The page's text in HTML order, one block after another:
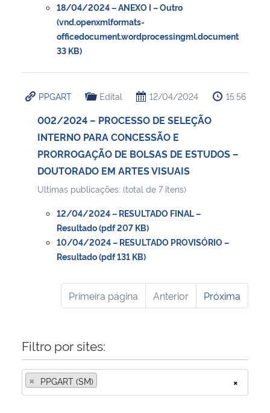
18/04/2024 – ANEXO I – Outro
(vnd.openxmlformats-
officedocument.wordprocessingml.document
33 KB)
PPGART Edital 12/04/2024 15:56
002/2024 – PROCESSO DE SELEÇÃO
INTERNO PARA CONCESSÃO E
PRORROGAÇÃO DE BOLSAS DE ESTUDOS –
DOUTORADO EM ARTES VISUAIS
Ultimas publicações: (total de 7 itens)
12/04/2024 – RESULTADO FINAL –
Resultado (pdf 207 KB)
10/04/2024 – RESULTADO PROVISÓRIO –
Resultado (pdf 131 KB)
Primeira página Anterior Próxima
Filtro por sites:
×
× PPGART (SM)